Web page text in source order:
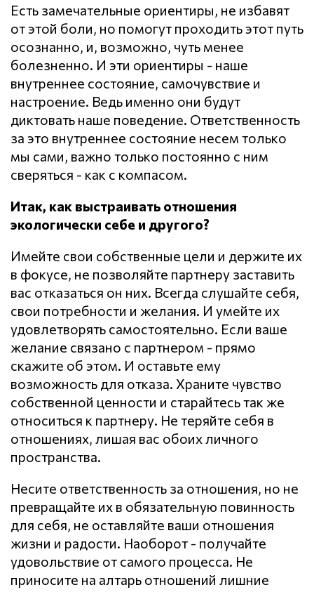
Есть замечательные ориентиры, не избавят
от этой боли, но помогут проходить этот путь
осознанно, и, возможно, чуть менее
болезненно. И эти ориентиры - наше
внутреннее состояние, самочувствие и
настроение. Ведь именно они будут
диктовать наше поведение. Ответственность
за это внутреннее состояние несем только
мы сами, важно только постоянно с ним
сверяться - как с компасом.
Итак, как выстраивать отношения
экологически себе и другого?
Имейте свои собственные цели и держите их
в фокусе, не позволяйте партнеру заставить
вас отказаться он них. Всегда слушайте себя,
свои потребности и желания. И умейте их
удовлетворять самостоятельно. Если ваше
желание связано с партнером - прямо
скажите об этом. И оставьте ему
возможность для отказа. Храните чувство
собственной ценности и старайтесь так же
относиться к партнеру. Не теряйте себя в
отношениях, лишая вас обоих личного
пространства.
Несите ответственность за отношения, но не
превращайте их в обязательную повинность
для себя, не оставляйте ваши отношения
жизни и радости. Наоборот - получайте
удовольствие от самого процесса. Не
приносите на алтарь отношений лишние